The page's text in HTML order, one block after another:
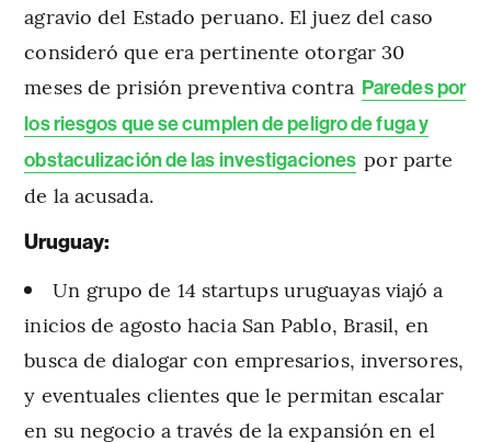
agravio del Estado peruano. El juez del caso
consideró que era pertinente otorgar 30
meses de prisión preventiva contra Paredes por
los riesgos que se cumplen de peligro de fuga y
obstaculización de las investigaciones por parte
de la acusada.
Uruguay:
Un grupo de 14 startups uruguayas viajó a
inicios de agosto hacia San Pablo, Brasil, en
busca de dialogar con empresarios, inversores,
y eventuales clientes que le permitan escalar
en su negocio a través de la expansión en el